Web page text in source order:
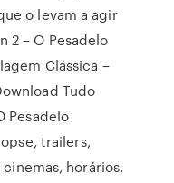
o levam a agir
2 – O Pesadelo
Clássica –
Tudo
Pesadelo
trailers,
horários,